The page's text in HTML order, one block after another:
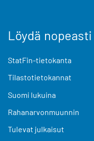
Löydä nopeasti
StatFin-tietokanta
Tilastotietokannat
Suomi lukuina
Rahanarvonmuunnin
Tulevat julkaisut